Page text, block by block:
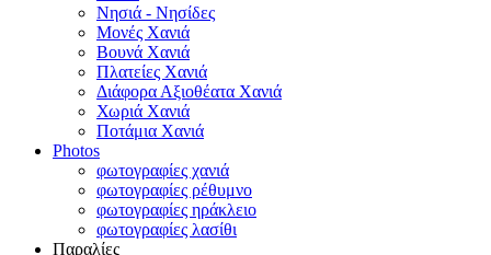
Νησιά - Νησίδες
Μονές Χανιά
Βουνά Χανιά
Πλατείες Χανιά
Διάφορα Αξιοθέατα Χανιά
Χωριά Χανιά
Ποτάμια Χανιά
Photos
φωτογραφίες χανιά
φωτογραφίες ρέθυμνο
φωτογραφίες ηράκλειο
φωτογραφίες λασίθι
Παραλίες